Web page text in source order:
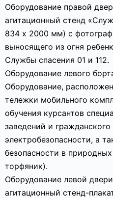
Оборудование правой
агитационный стенд
834 х 2000 мм) с
выносящего из огня
Службы спасения 01 и 112.
Оборудование левого
Оборудование,
тележки мобильного
обучения курсантов
заведений и
электробезопасности, а
безопасности в
торфяник).
Оборудование левой
агитационный стенд-